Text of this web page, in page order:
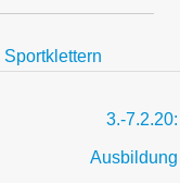
Sportklettern
3.-7.2.20:
Ausbildung